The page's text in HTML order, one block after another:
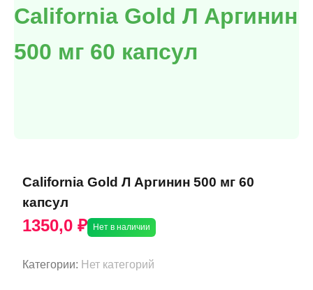
California Gold Л Аргинин
500 мг 60 капсул
California Gold Л Аргинин 500 мг 60
капсул
1350,0 ₽ Нет в наличии
Категории: Нет категорий